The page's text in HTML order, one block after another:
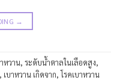
→
หวาน, ระดับน้ำตาลในเลือดสูง,
, เบาหวาน เกิดจาก,โรคเบาหวาน